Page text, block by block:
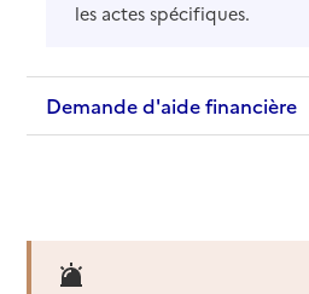
les actes spécifiques.
Demande d'aide financière